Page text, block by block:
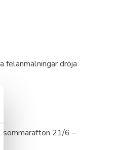
felanmälningar dröja
21/6 –